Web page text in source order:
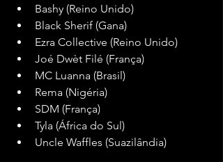
Bashy (Reino Unido)
Black Sherif (Gana)
Ezra Collective (Reino Unido)
Joé Dwèt Filé (França)
MC Luanna (Brasil)
Rema (Nigéria)
SDM (França)
Tyla (África do Sul)
Uncle Waffles (Suazilândia)